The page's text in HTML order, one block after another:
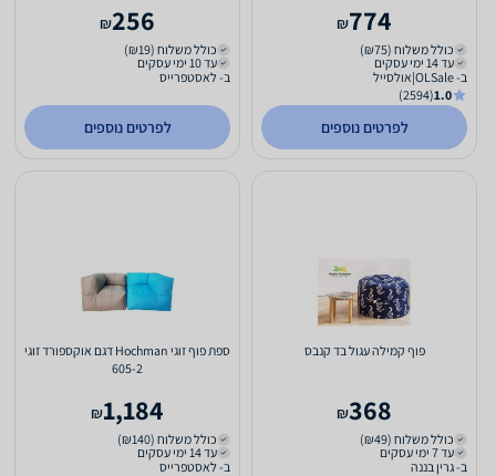
774
₪
כולל משלוח (₪75)
עד 14 ימי עסקים
ב- OLSale|אולסייל
1.0
(2594)
לפרטים נוספים
256
₪
כולל משלוח (₪19)
עד 10 ימי עסקים
ב- לאסטפרייס
לפרטים נוספים
פוף קמילה עגול בד קנבס
368
₪
כולל משלוח (₪49)
עד 7 ימי עסקים
ב- גרין בננה
ספת פוף זוגי Hochman דגם אוקספורד זוגי
605-2
1,184
₪
כולל משלוח (₪140)
עד 14 ימי עסקים
ב- לאסטפרייס